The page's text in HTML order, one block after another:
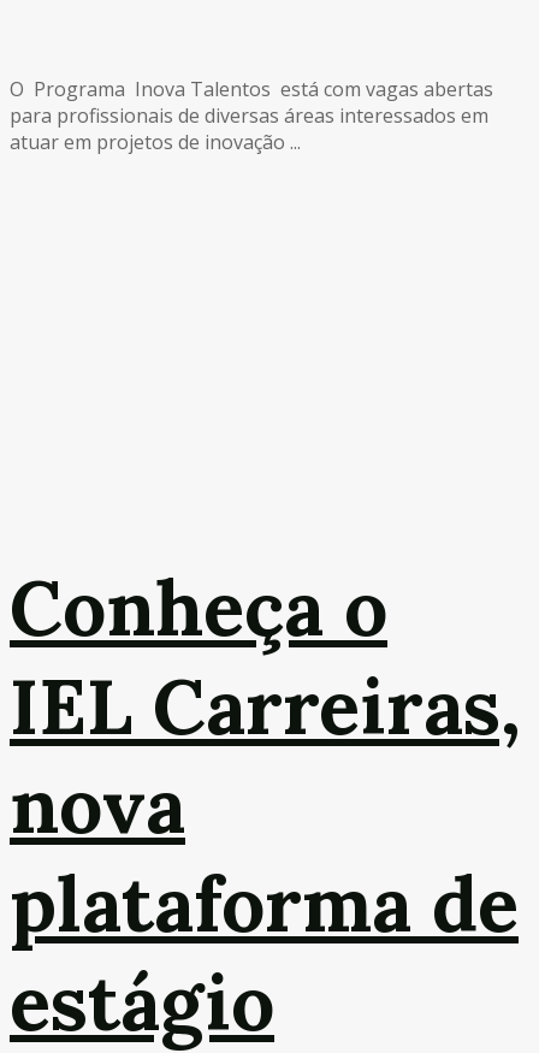
O Programa Inova Talentos está com vagas abertas
para profissionais de diversas áreas interessados em
atuar em projetos de inovação ...
Conheça o
IEL Carreiras,
nova
plataforma de
estágio